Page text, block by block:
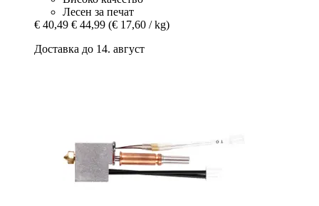
Лесен за печат
€ 40,49 € 44,99 (€ 17,60 / kg)
Доставка до 14. август